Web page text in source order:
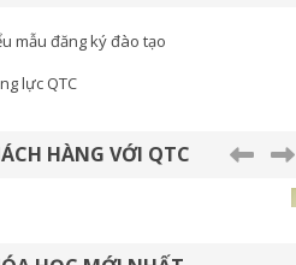
mẫu đăng ký đào tạo
lực QTC
HÀNG VỚI QTC